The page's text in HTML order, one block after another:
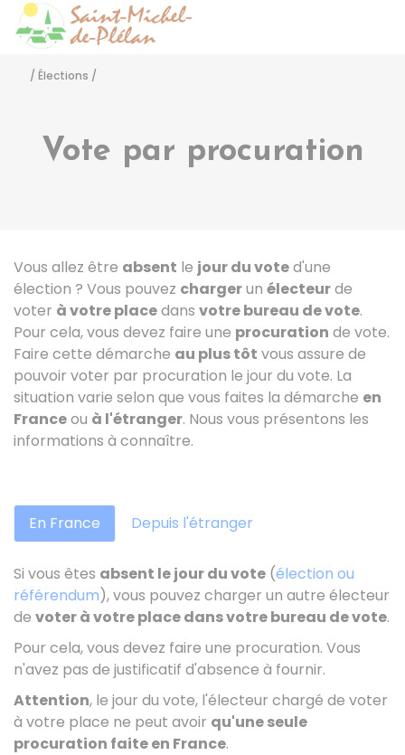
/ Élections /
Vote par procuration
Vous allez être absent le jour du voted'une
élection ? Vous pouvez chargerun électeurde
voter à votre placedans votre bureau de vote.
Pour cela, vous devez faire une procuration de vote.
Faire cette démarche au plus tôt vous assure de
pouvoir voter par procuration le jour du vote. La
situation varie selon que vous faites la démarche en
Franceou à l'étranger. Nous vous présentons les
informations à connaître.
En France Depuis l'étranger
Si vous êtes absent le jour du vote (élection ou
référendum), vous pouvez charger un autre électeur
de voter à votre place dans votre bureau de vote.
Pour cela, vous devez faire une procuration. Vous
n'avez pas de justificatif d'absence à fournir.
Attention, le jour du vote, l'électeur chargé de voter
à votre place ne peut avoir qu'une seule
procuration faite en France.